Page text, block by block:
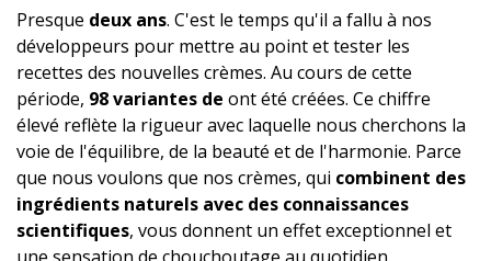
Presque deux ans. C'est le temps qu'il a fallu à nos
développeurs pour mettre au point et tester les
recettes des nouvelles crèmes. Au cours de cette
période, 98 variantes de ont été créées. Ce chiffre
élevé reflète la rigueur avec laquelle nous cherchons la
voie de l'équilibre, de la beauté et de l'harmonie. Parce
que nous voulons que nos crèmes, qui combinent des
ingrédients naturels avec des connaissances
scientifiques, vous donnent un effet exceptionnel et